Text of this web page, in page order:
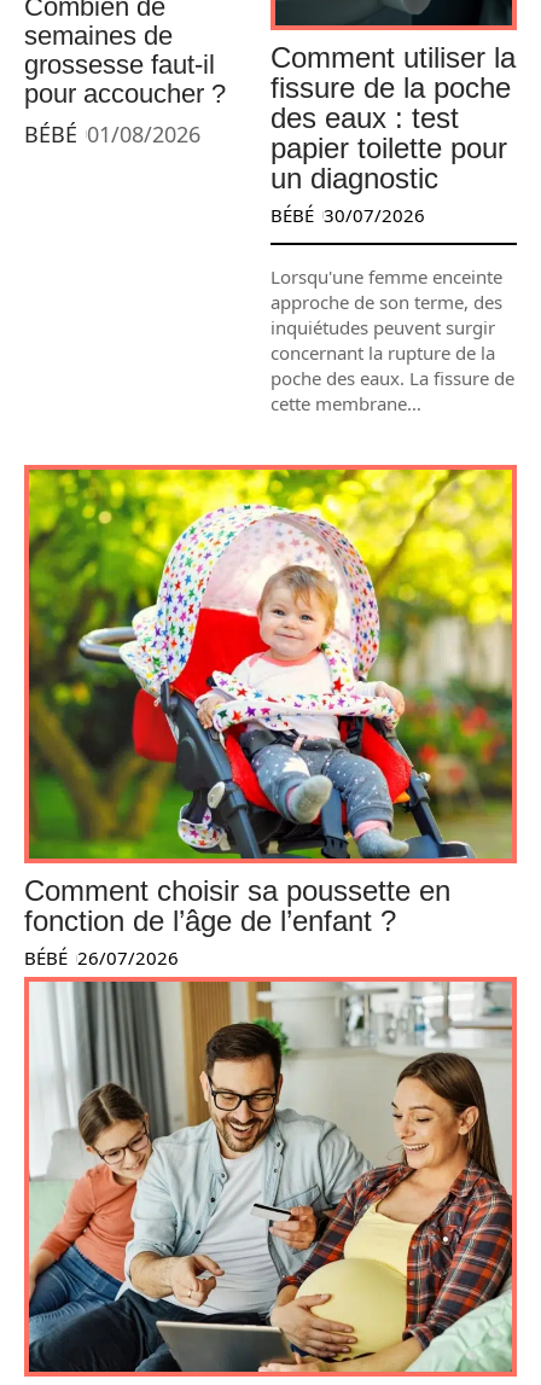
Combien de
semaines de
grossesse faut-il
pour accoucher ?
BÉBÉ 01/08/2026
Comment utiliser la
fissure de la poche
des eaux : test
papier toilette pour
un diagnostic
BÉBÉ 30/07/2026
Lorsqu'une femme enceinte
approche de son terme, des
inquiétudes peuvent surgir
concernant la rupture de la
poche des eaux. La fissure de
cette membrane…
Comment choisir sa poussette en
fonction de l’âge de l’enfant ?
BÉBÉ 26/07/2026